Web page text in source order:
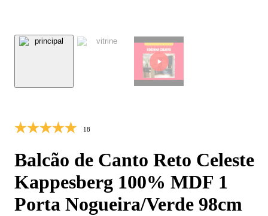
18
Balcão de Canto Reto Celeste
Kappesberg 100% MDF 1
Porta Nogueira/Verde 98cm